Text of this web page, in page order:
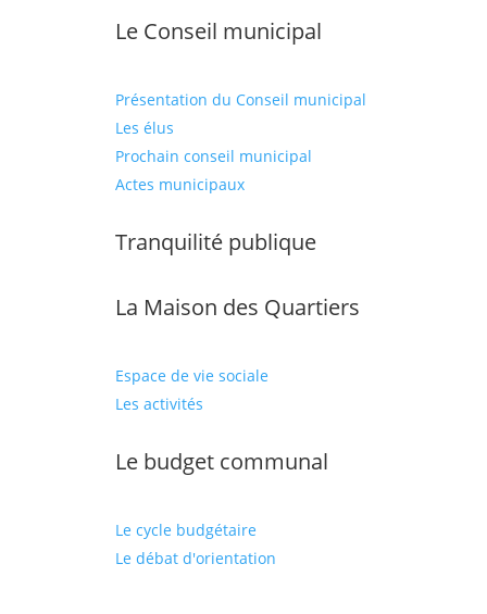
Le Conseil municipal
Présentation du Conseil municipal
Les élus
Prochain conseil municipal
Actes municipaux
Tranquilité publique
La Maison des Quartiers
Espace de vie sociale
Les activités
Le budget communal
Le cycle budgétaire
Le débat d'orientation